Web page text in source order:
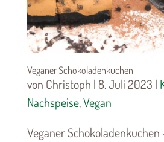
Veganer Schokoladenkuchen
von Christoph | 8. Juli 2023 |
Nachspeise,Vegan
Veganer Schokoladenkuchen